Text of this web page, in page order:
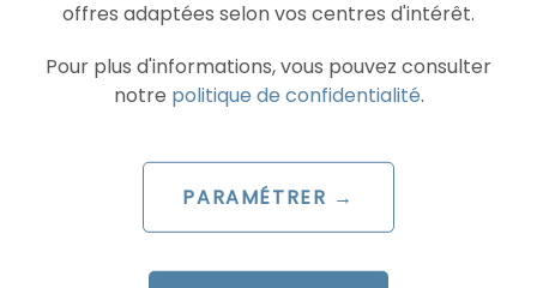
Articles similaires
SEA
offres adaptées selon vos centres d'intérêt.
Pour plus d'informations, vous pouvez consulter
notre politique de confidentialité.
PARAMÉTRER →